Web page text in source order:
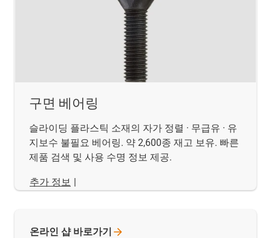
구면 베어링
슬라이딩 플라스틱 소재의 자가 정렬 · 무급유 · 유
지보수 불필요 베어링. 약 2,600종 재고 보유. 빠른
제품 검색 및 사용 수명 정보 제공.
추가 정보 |
온라인 샵 바로가기